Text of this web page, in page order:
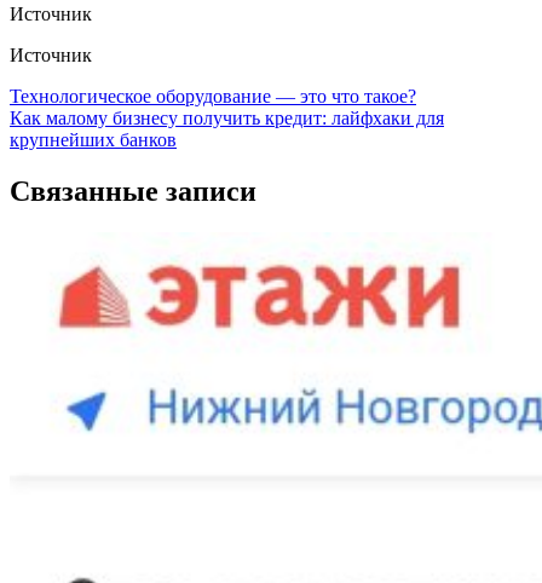
Источник
Источник
Навигация
по
Технологическое оборудование — это что такое?
Как малому бизнесу получить кредит: лайфхаки для
крупнейших банков
Связанные записи